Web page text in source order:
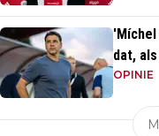
'Míchel
dat,
OPINIE